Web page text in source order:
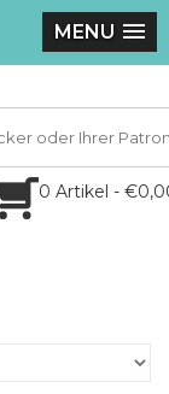
MENU
0 Artikel -